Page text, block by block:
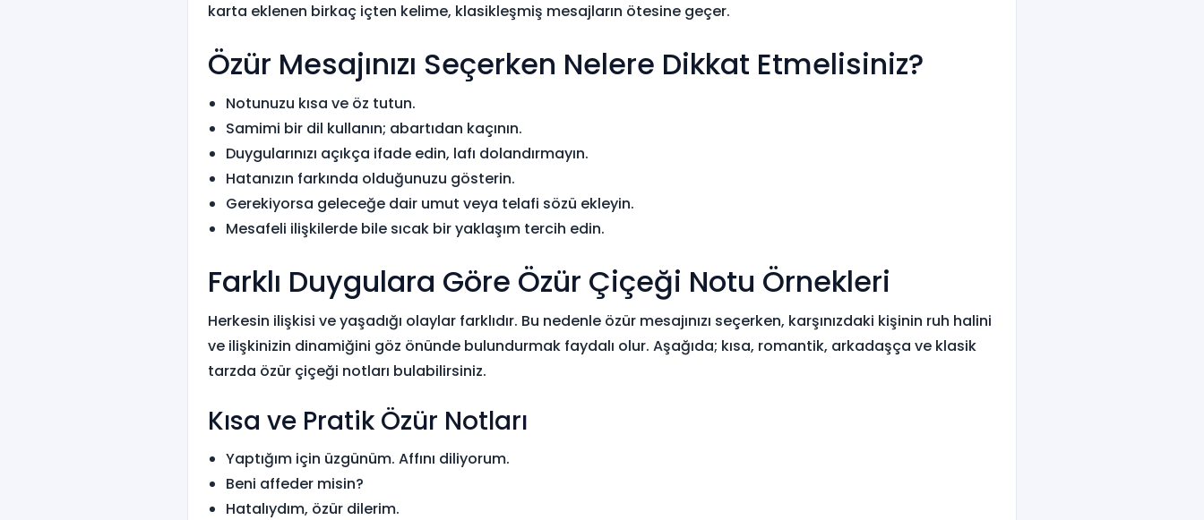
karta eklenen birkaç içten kelime, klasikleşmiş mesajların ötesine geçer.
Özür Mesajınızı Seçerken Nelere Dikkat Etmelisiniz?
Notunuzu kısa ve öz tutun.
Samimi bir dil kullanın; abartıdan kaçının.
Duygularınızı açıkça ifade edin, lafı dolandırmayın.
Hatanızın farkında olduğunuzu gösterin.
Gerekiyorsa geleceğe dair umut veya telafi sözü ekleyin.
Mesafeli ilişkilerde bile sıcak bir yaklaşım tercih edin.
Farklı Duygulara Göre Özür Çiçeği Notu Örnekleri
Herkesin ilişkisi ve yaşadığı olaylar farklıdır. Bu nedenle özür mesajınızı seçerken, karşınızdaki kişinin ruh halini
ve ilişkinizin dinamiğini göz önünde bulundurmak faydalı olur. Aşağıda; kısa, romantik, arkadaşça ve klasik
tarzda özür çiçeği notları bulabilirsiniz.
Kısa ve Pratik Özür Notları
Yaptığım için üzgünüm. Affını diliyorum.
Beni affeder misin?
Hatalıydım, özür dilerim.